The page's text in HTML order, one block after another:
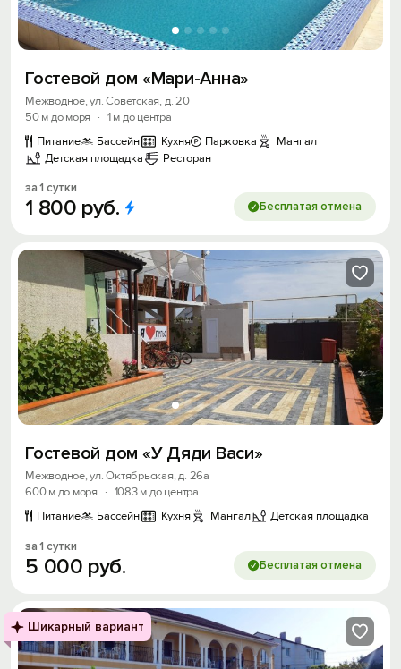
Гостевой дом «Мари-Анна»
Межводное, ул. Советская, д. 20
50 м до моря
· 1 м до центра
Питание
Бассейн Кухня Парковка
Мангал
Детская площадка
Ресторан
за 1 сутки
1 800 руб. Бесплатая отмена
Гостевой дом «У Дяди Васи»
Межводное, ул. Октябрьская, д. 26а
600 м до моря
· 1083 м до центра
Питание
Бассейн Кухня Мангал Детская площадка
за 1 сутки
5 000 руб. Бесплатая отмена
Шикарный вариант